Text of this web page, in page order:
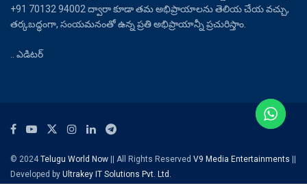
+91 70132 94002 ద్వారా కూడా తమ అభిప్రాయాలను తెలియ చేయ వచ్చు,
తర్కబద్ధంగా, సంయమనంతో ఉన్న ప్రతి అభిప్రాయాన్నీ ప్రచురిస్తాం.
.. ఎడిటర్
© 2024Telugu World Now || All Rights Reserved V9 Media Entertainments ||
Developed by Ultrakey IT Solutions Pvt. Ltd.